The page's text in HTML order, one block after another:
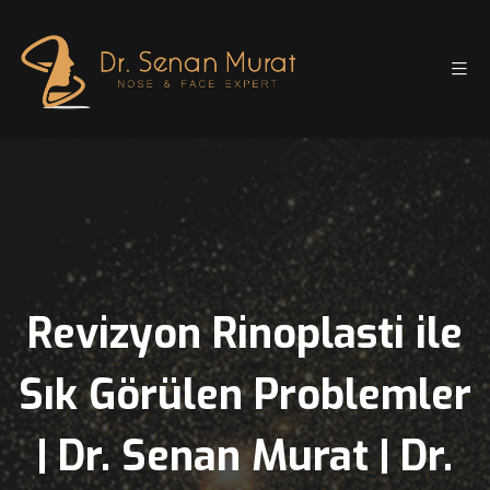
Revizyon Rinoplasti
Sık Görülen